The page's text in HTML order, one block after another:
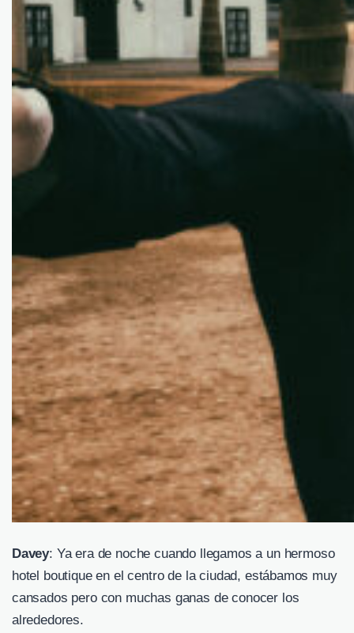
Davey: Ya era de noche cuando llegamos a un hermoso
hotel boutique en el centro de la ciudad, estábamos muy
cansados pero con muchas ganas de conocer los
alrededores.